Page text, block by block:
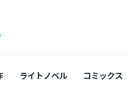
ライトノベル コミックス